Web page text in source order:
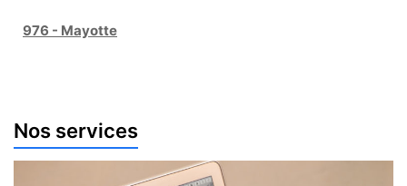
976 - Mayotte
Nos services